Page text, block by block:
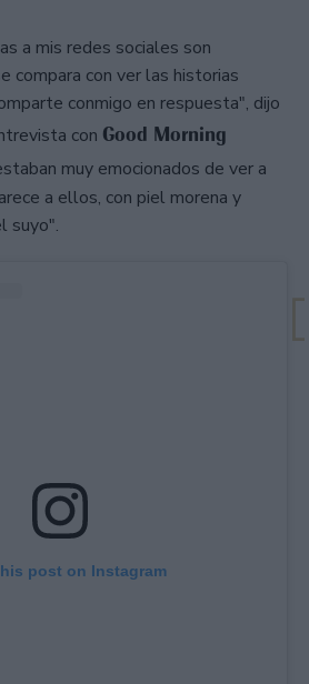
a mis redes sociales son
compara con ver las historias
conmigo en respuesta", dijo
con Good Morning
muy emocionados de ver a
a ellos, con piel morena y
suyo".
post on Instagram